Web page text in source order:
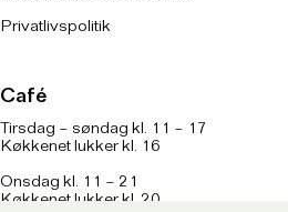
Privatlivspolitik
Café
Tirsdag – søndag kl. 11 – 17
Køkkenet lukker kl. 16
Onsdag kl. 11 – 21
Køkkenet lukker kl. 20